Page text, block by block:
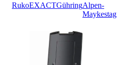
RukoEXACTGühringAlpen-
Maykestag